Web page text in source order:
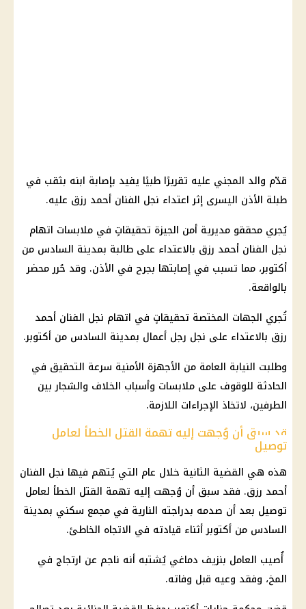
قدّم والد المجني عليه تقريرًا طبيًا يفيد بإصابة ابنه بثقب في
طبلة الأذن اليسرى إثر اعتداء نجل الفنان أحمد رزق عليه.
يُجري محققو مديرية أمن الجيزة تحقيقاتٍ في ملابسات اتهام
نجل الفنان أحمد رزق بالاعتداء على طالبة بمدينة السادس من
أكتوبر، مما تسبب في إصابتها بجرح في الأذن. وقد حُرر محضر
بالواقعة.
تُجري الجهات المختصة تحقيقاتٍ في اتهام نجل الفنان أحمد
رزق بالاعتداء على نجل رجل أعمال بمدينة السادس من أكتوبر.
وطلبت النيابة العامة من الأجهزة الأمنية سرعة التحقيق في
الحادثة للوقوف على ملابسات وأسباب الخلاف والشجار بين
الطرفين، لاتخاذ الإجراءات اللازمة.
قد سبق أن وُجهت إليه تهمة القتل الخطأ لعامل
توصيل
هذه هي القضية الثانية خلال عام التي يُتهم فيها نجل الفنان
أحمد رزق. فقد سبق أن وُجهت إليه تهمة القتل الخطأ لعامل
توصيل بعد أن صدمه بدراجته النارية في مجمع سكني بمدينة
السادس من أكتوبر أثناء قيادته في الاتجاه الخاطئ.
أُصيب العامل بنزيف دماغي يُشتبه أنه ناجم عن ارتجاج في
المخ، وفقد وعيه قبل وفاته.